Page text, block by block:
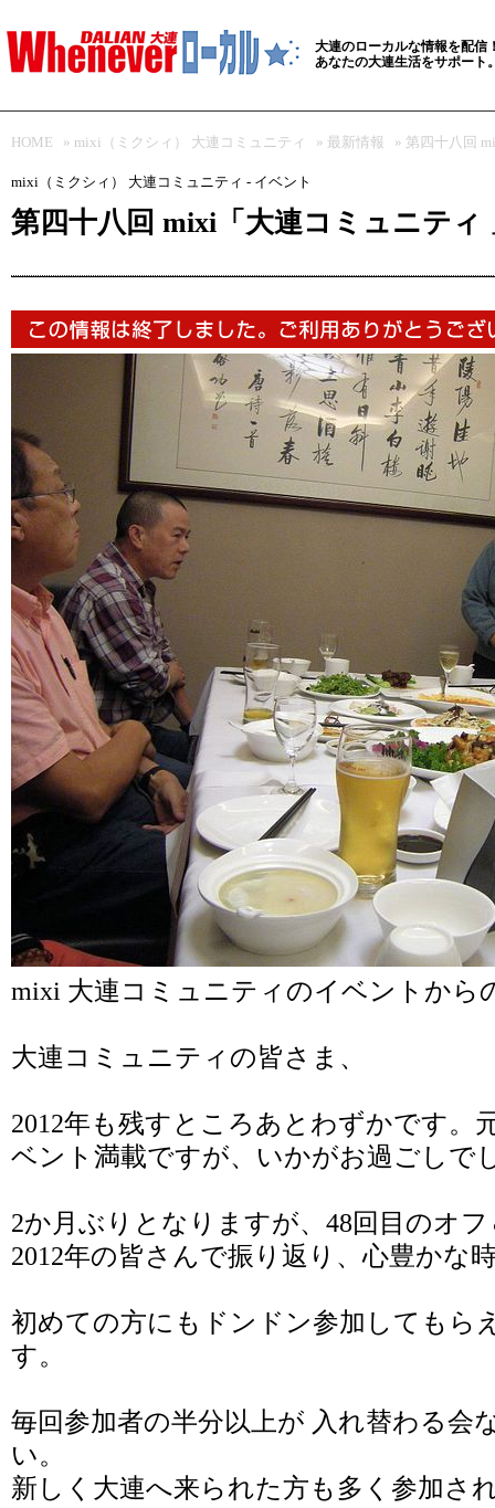
大連のローカルな情報を配信
あなたの大連生活をサポート
HOME » mixi（ミクシィ） 大連コミュニティ » 最新情報 » 第四十八回
mixi（ミクシィ） 大連コミュニティ - イベント
第四十八回 mixi「大連コミュニティ
mixi 大連コミュニティのイベント から
大連コミュニティの皆さま、
2012年も残すところあとわずかです。
ベント満載ですが、いかがお過ごしで
2か月ぶりとなりますが、48回目のオ
2012年の皆さんで振り返り、心豊かな
初めての方にもドンドン参加してもら
す。
毎回参加者の半分以上が 入れ替わる会
い。
新しく大連へ来られた方も多く参加さ